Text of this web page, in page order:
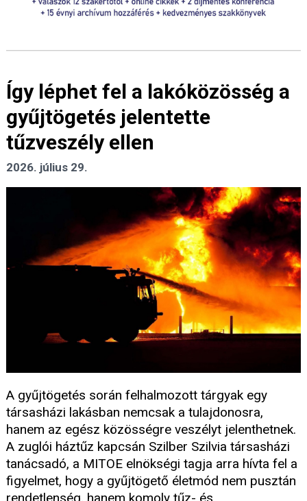
Így léphet fel a lakóközösség a
gyűjtögetés jelentette
tűzveszély ellen
2026. július 29.
A gyűjtögetés során felhalmozott tárgyak egy
társasházi lakásban nemcsak a tulajdonosra,
hanem az egész közösségre veszélyt jelenthetnek.
A zuglói háztűz kapcsán Szilber Szilvia társasházi
tanácsadó, a MITOE elnökségi tagja arra hívta fel a
figyelmet, hogy a gyűjtögető életmód nem pusztán
rendetlenség, hanem komoly tűz- és